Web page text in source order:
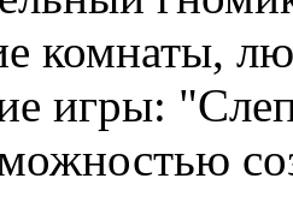
комнаты,
игры: